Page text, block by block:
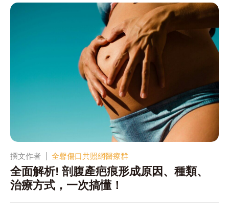
撰文作者 全馨傷口共照網醫療群
全面解析! 剖腹產疤痕形成原因、種類、
治療方式，一次搞懂！